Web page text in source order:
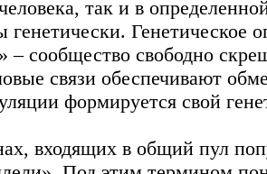
так и в
генетически. Генетическое
– сообщество свободно
связи обеспечивают
формируется свой
входящих в общий пул